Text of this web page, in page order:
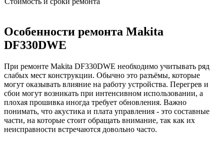
Особенности ремонта Makita
DF330DWE
При ремонте Makita DF330DWE необходимо учитывать ряд
слабых мест конструкции. Обычно это разъёмы, которые
могут оказывать влияние на работу устройства. Перегрев и
сбои могут возникать при интенсивном использовании, а
плохая прошивка иногда требует обновления. Важно
понимать, что акустика и плата управления - это составные
части, на которые стоит обращать внимание, так как их
неисправности встречаются довольно часто.